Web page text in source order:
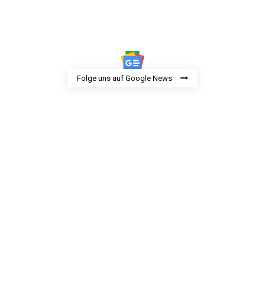
Folge uns auf Google News